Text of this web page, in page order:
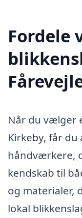
Fordele
Når du vælger
Kirkeby, får
håndværkere,
kendskab til
og materialer,
lokal